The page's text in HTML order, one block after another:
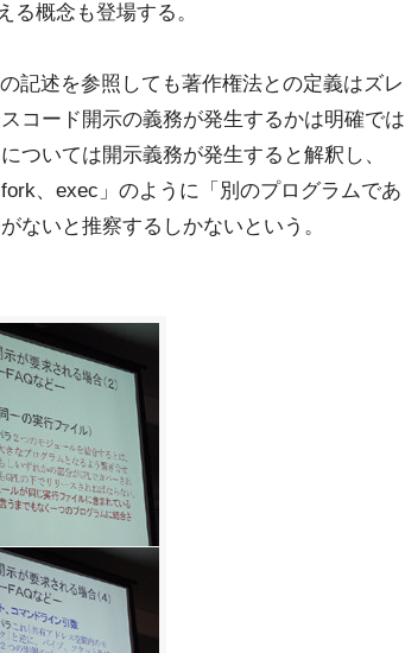
る概念も登場する。
記述を参照しても著作権法との定義はズレ
コード開示の義務が発生するかは明確では
ついては開示義務が発生すると解釈し、
、exec」のように「別のプログラムであ
ないと推察するしかないという。